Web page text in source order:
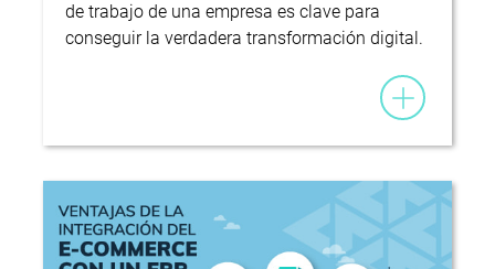
de trabajo de una empresa es clave para
conseguir la verdadera transformación digital.